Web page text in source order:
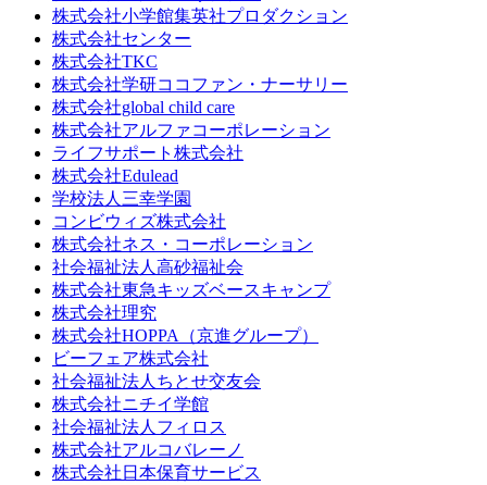
株式会社小学館集英社プロダクション
株式会社センター
株式会社TKC
株式会社学研ココファン・ナーサリー
株式会社global child care
株式会社アルファコーポレーション
ライフサポート株式会社
株式会社Edulead
学校法人三幸学園
コンビウィズ株式会社
株式会社ネス・コーポレーション
社会福祉法人高砂福祉会
株式会社東急キッズベースキャンプ
株式会社理究
株式会社HOPPA（京進グループ）
ビーフェア株式会社
社会福祉法人ちとせ交友会
株式会社ニチイ学館
社会福祉法人フィロス
株式会社アルコバレーノ
株式会社日本保育サービス